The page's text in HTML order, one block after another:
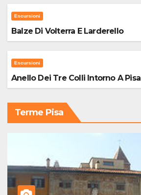
Escursioni
Balze Di Volterra E Larderello
Escursioni
Anello Dei Tre Colli Intorno A Pisa
Terme Pisa